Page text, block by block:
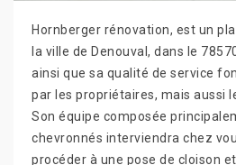
Hornberger rénovation, est un
la ville de Denouval, dans le
ainsi que sa qualité de service
par les propriétaires, mais aussi
Son équipe composée
chevronnés interviendra chez
procéder à une pose de cloison